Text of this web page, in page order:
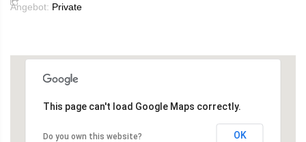
Angebot: Private
This page can't load Google Maps correctly.
Do you own this website? OK